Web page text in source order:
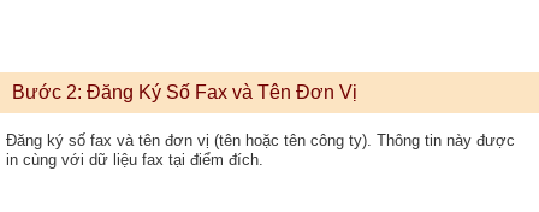
Bước 2: Đăng Ký Số Fax và Tên Đơn Vị
Đăng ký số fax và tên đơn vị (tên hoặc tên công ty). Thông tin này được
in cùng với dữ liệu fax tại điểm đích.